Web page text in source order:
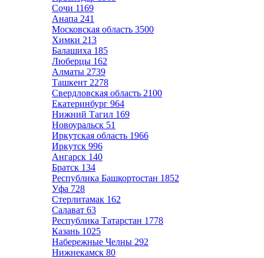
Сочи 1169
Анапа 241
Московская область 3500
Химки 213
Балашиха 185
Люберцы 162
Алматы 2739
Ташкент 2278
Свердловская область 2100
Екатеринбург 964
Нижний Тагил 169
Новоуральск 51
Иркутская область 1966
Иркутск 996
Ангарск 140
Братск 134
Республика Башкортостан 1852
Уфа 728
Стерлитамак 162
Салават 63
Республика Татарстан 1778
Казань 1025
Набережные Челны 292
Нижнекамск 80